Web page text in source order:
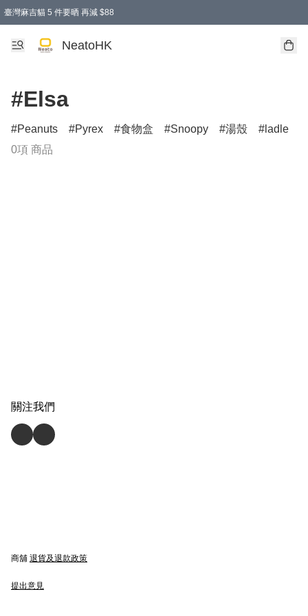
臺灣麻吉貓 5 件要晒 再減 $88
消費即享全單 95 折優惠！
購物滿 HKD 300.00即享免運費優惠！（適用於 特定的送貨方式 )
買麻吉貓廚具套裝免運費
寄送台灣運費滿HKD300 減 HKD50 優惠（不適用於儲物用品及傢俬）
NeatoHK
#Elsa
Peanuts Pyrex 食物盒 Snoopy 湯殼 ladle
0項 商品
關注我們
商舖 退貨及退款政策
提出意見